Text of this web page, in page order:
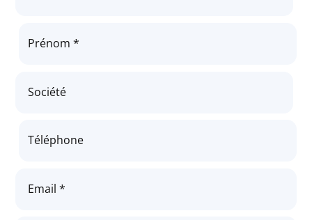
Prénom *
Société
Téléphone
Email *